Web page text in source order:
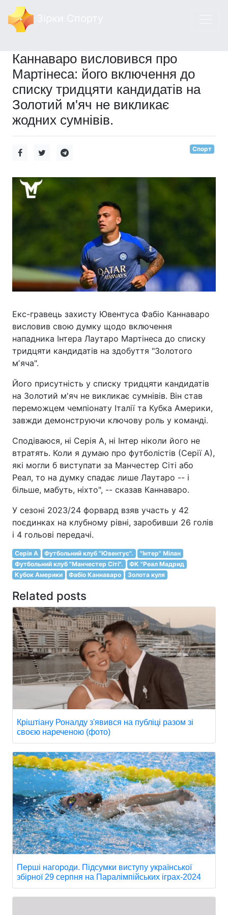
Каннаваро висловився про
Мартінеса: його включення до
списку тридцяти кандидатів на
Золотий м'яч не викликає
жодних сумнівів.
Спорт
Екс-гравець захисту Ювентуса Фабіо Каннаваро
висловив свою думку щодо включення
нападника Інтера Лаутаро Мартінеса до списку
тридцяти кандидатів на здобуття "Золотого
мʼяча".
Його присутність у списку тридцяти кандидатів
на Золотий м'яч не викликає сумнівів. Він став
переможцем чемпіонату Італії та Кубка Америки,
завжди демонструючи ключову роль у команді.
Сподіваюся, ні Серія А, ні Інтер ніколи його не
втратять. Коли я думаю про футболістів (Серії А),
які могли б виступати за Манчестер Сіті або
Реал, то на думку спадає лише Лаутаро -- і
більше, мабуть, ніхто", -- сказав Каннаваро.
У сезоні 2023/24 форвард взяв участь у 42
поєдинках на клубному рівні, заробивши 26 голів
і 4 гольові передачі.
Серія A Футбольний клуб "Ювентус".
"Інтер" Мілан
Футбольний клуб "Манчестер Сіті".
ФК "Реал Мадрид
Кубок Америки
Фабіо Каннаваро Золота куля
Related posts
Кріштіану Роналду з'явився на публіці разом зі
своєю нареченою (фото)
Перші нагороди. Підсумки виступу української
збірної 29 серпня на Паралімпійських іграх-2024